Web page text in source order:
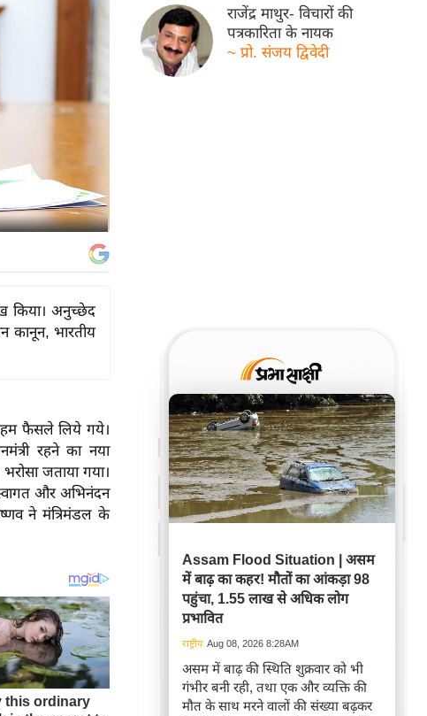
किया। अनुच्छेद
कानून, भारतीय
फैसले लिये गये।
रहने का नया
जताया गया।
और अभिनंदन
ने मंत्रिमंडल के
राजेंद्र माथुर- विचारों की
पत्रकारिता के नायक
~ प्रो. संजय द्विवेदी
Assam Flood Situation | असम
में बाढ़ का कहर! मौतों का आंकड़ा 98
पहुंचा, 1.55 लाख से अधिक लोग
प्रभावित
राष्ट्रीय Aug 08, 2026 8:28AM
असम में बाढ़ की स्थिति शुक्रवार को भी
गंभीर बनी रही, तथा एक और व्यक्ति की
मौत के साथ मरने वालों की संख्या बढ़कर